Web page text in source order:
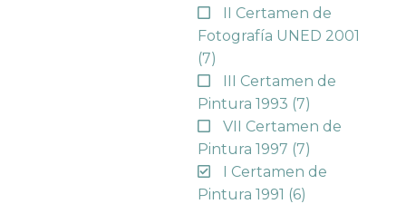
II Certamen de
Fotografía UNED 2001
(7)
III Certamen de
Pintura 1993 (7)
VII Certamen de
Pintura 1997 (7)
I Certamen de
Pintura 1991 (6)